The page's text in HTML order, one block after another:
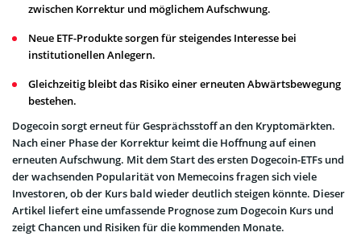
zwischen Korrektur und möglichem Aufschwung.
Neue ETF-Produkte sorgen für steigendes Interesse bei
institutionellen Anlegern.
Gleichzeitig bleibt das Risiko einer erneuten Abwärtsbewegung
bestehen.
Dogecoin sorgt erneut für Gesprächsstoff an den Kryptomärkten.
Nach einer Phase der Korrektur keimt die Hoffnung auf einen
erneuten Aufschwung. Mit dem Start des ersten Dogecoin-ETFs und
der wachsenden Popularität von Memecoins fragen sich viele
Investoren, ob der Kurs bald wieder deutlich steigen könnte. Dieser
Artikel liefert eine umfassende Prognose zum Dogecoin Kurs und
zeigt Chancen und Risiken für die kommenden Monate.